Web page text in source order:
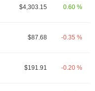
$4,303.15 0.60 %
$87.68 -0.35 %
$191.91 -0.20 %